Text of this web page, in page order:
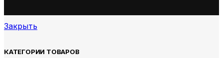
Закрыть
КАТЕГОРИИ ТОВАРОВ